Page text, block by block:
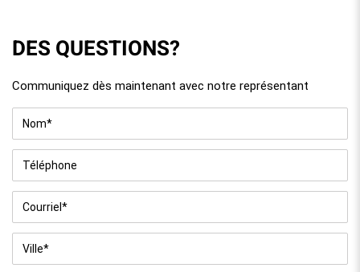
DES QUESTIONS?
Communiquez dès maintenant avec notre représentant
Nom *
Téléphone
Courriel *
Ville